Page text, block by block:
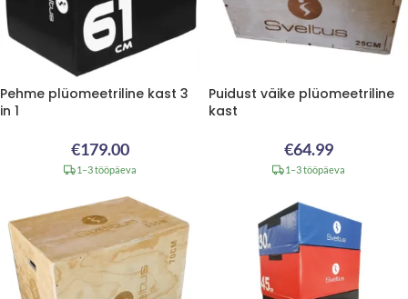
Pehme plüomeetriline kast 3
in 1
€179.00
1–3 tööpäeva
Puidust väike plüomeetriline
kast
€64.99
1–3 tööpäeva